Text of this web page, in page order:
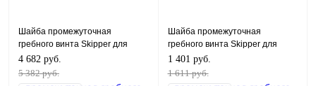
Шайба промежуточная
гребного винта Skipper для
Yamaha Модели техники: 40X
HP, 50H HP, F30-60HP
4 682 руб.
5 382 руб.
Шайба промежуточная
гребного винта Skipper для
Yamaha Модели техники: 20D-
30D HP F20A-45A HP
1 401 руб.
1 611 руб.